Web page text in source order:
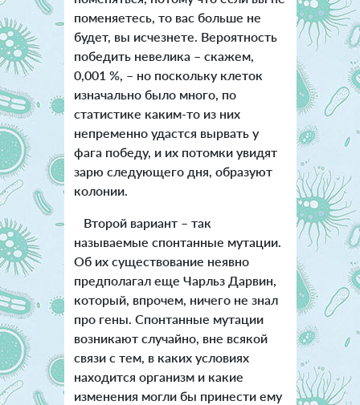
поменяетесь, то вас больше не
будет, вы исчезнете. Вероятность
победить невелика – скажем,
0,001 %, – но поскольку клеток
изначально было много, по
статистике каким-то из них
непременно удастся вырвать у
фага победу, и их потомки увидят
зарю следующего дня, образуют
колонии.
Второй вариант – так
называемые спонтанные мутации.
Об их существование неявно
предполагал еще Чарльз Дарвин,
который, впрочем, ничего не знал
про гены. Спонтанные мутации
возникают случайно, вне всякой
связи с тем, в каких условиях
находится организм и какие
изменения могли бы принести ему